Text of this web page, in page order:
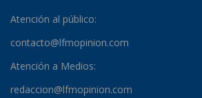
Atención al público:
contacto@lfmopinion.com
Atención a Medios:
redaccion@lfmopinion.com